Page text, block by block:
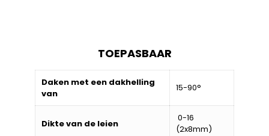
TOEPASBAAR
Daken met een dakhelling
van
15-90°
Dikte van de leien
0-16
(2x8mm)